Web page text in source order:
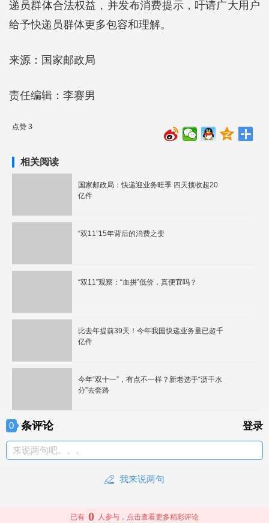
递员群体合法权益，并发布消费提示，吁请广大用户
给予快递员群体更多包容和理解。
来源：国家邮政局
责任编辑：李赛男
点赞 3
相关阅读
国家邮政局：快递迎业务旺季 四天揽收超20
亿件
“双11”15年背后的消费之变
“双11”观察：“血拼”低价，真便宜吗？
比去年提前39天！今年我国快递业务量已超千
亿件
今年“双十一”，有点不一样？新老选手“沥干水
分”去套路
0 条评论 登录
来说两句吧。。。
我来说两句
已有 0 人参与，点击查看更多精彩评论